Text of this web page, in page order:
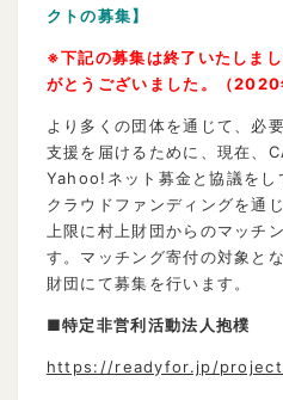
クトの募集】
※下記の募集は終了いたしま
がとうございました。（2020
より多くの団体を通じて、必
支援を届けるために、現在、
Yahoo!ネット募金と協議をし
クラウドファンディングを通
上限に村上財団からのマッチ
す。マッチング寄付の対象と
財団にて募集を行います。
■特定非営利活動法人抱樸
https://readyfor.jp/